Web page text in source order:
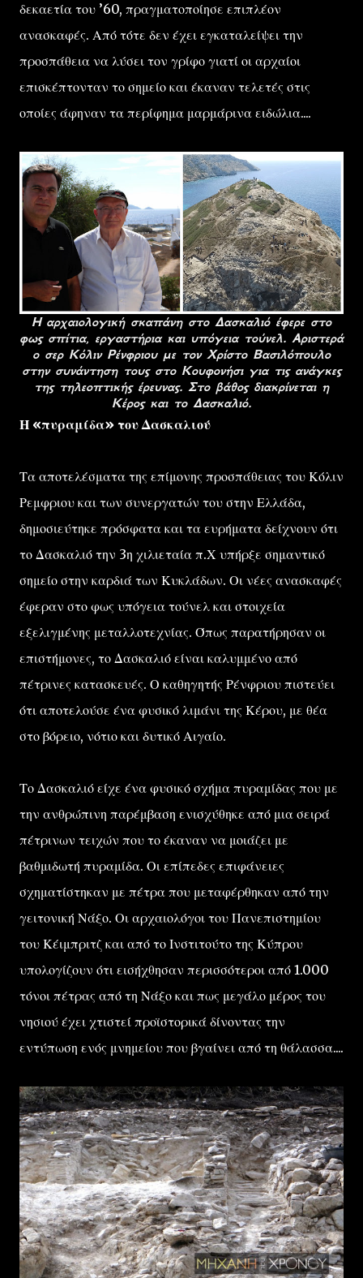
δεκαετία του ’60, πραγματοποίησε επιπλέον
ανασκαφές. Από τότε δεν έχει εγκαταλείψει την
προσπάθεια να λύσει τον γρίφο γιατί οι αρχαίοι
επισκέπτονταν το σημείο και έκαναν τελετές στις
οποίες άφηναν τα περίφημα μαρμάρινα ειδώλια....
Η αρχαιολογική σκαπάνη στο Δασκαλιό έφερε στο
φως σπίτια, εργαστήρια και υπόγεια τούνελ. Αριστερά
ο σερ Κόλιν Ρένφριου με τον Χρίστο Βασιλόπουλο
στην συνάντηση τους στο Κουφονήσι για τις ανάγκες
της τηλεοπτικής έρευνας. Στο βάθος διακρίνεται η
Κέρος και το Δασκαλιό.
Η «πυραμίδα» του Δασκαλιού
Τα αποτελέσματα της επίμονης προσπάθειας του Κόλιν
Ρεμφριου και των συνεργατών του στην Ελλάδα,
δημοσιεύτηκε πρόσφατα και τα ευρήματα δείχνουν ότι
το Δασκαλιό την 3η χιλιεταία π.Χ υπήρξε σημαντικό
σημείο στην καρδιά των Κυκλάδων. Οι νέες ανασκαφές
έφεραν στο φως υπόγεια τούνελ και στοιχεία
εξελιγμένης μεταλλοτεχνίας. Όπως παρατήρησαν οι
επιστήμονες, το Δασκαλιό είναι καλυμμένο από
πέτρινες κατασκευές. Ο καθηγητής Ρένφριου πιστεύει
ότι αποτελούσε ένα φυσικό λιμάνι της Κέρου, με θέα
στο βόρειο, νότιο και δυτικό Αιγαίο.
Το Δασκαλιό είχε ένα φυσικό σχήμα πυραμίδας που με
την ανθρώπινη παρέμβαση ενισχύθηκε από μια σειρά
πέτρινων τειχών που το έκαναν να μοιάζει με
βαθμιδωτή πυραμίδα. Οι επίπεδες επιφάνειες
σχηματίστηκαν με πέτρα που μεταφέρθηκαν από την
γειτονική Νάξο. Οι αρχαιολόγοι του Πανεπιστημίου
του Κέιμπριτζ και από το Ινστιτούτο της Κύπρου
υπολογίζουν ότι εισήχθησαν περισσότεροι από 1.000
τόνοι πέτρας από τη Νάξο και πως μεγάλο μέρος του
νησιού έχει χτιστεί προϊστορικά δίνοντας την
εντύπωση ενός μνημείου που βγαίνει από τη θάλασσα....